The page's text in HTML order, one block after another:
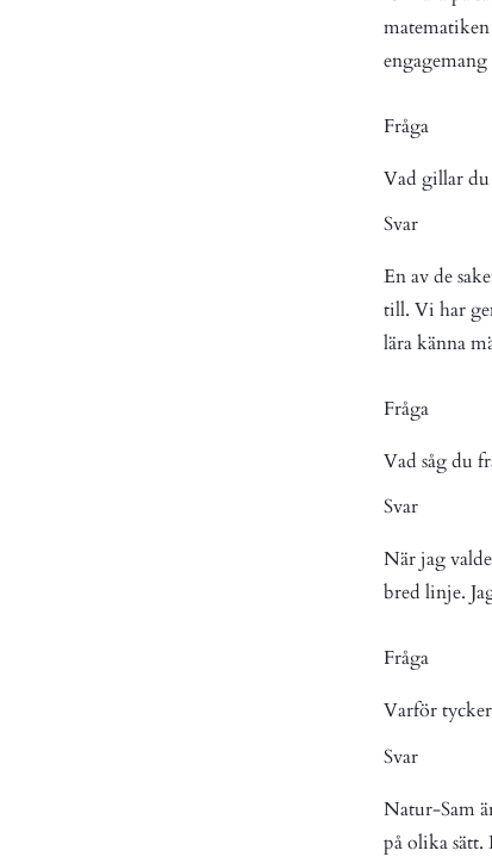
Fråga
Vad gillar du
Svar
En av de
till. Vi har
lära känna
Fråga
Vad såg du
Svar
När jag
bred linje.
Fråga
Varför
Svar
Natur-Sam
på olika